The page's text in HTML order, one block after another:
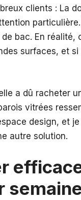
clients : La
bac. En réalité,
surfaces, et
a dû racheter
vitrées
design, et
autre solution.